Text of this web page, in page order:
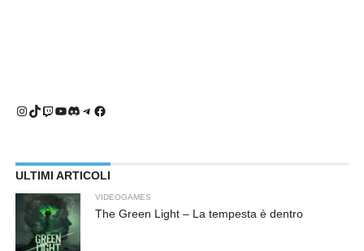
Instagram
TikTok
Twitch
YouTube
Discord
Telegram
Facebook
ULTIMI ARTICOLI
VIDEOGAMES
The Green Light – La tempesta è dentro